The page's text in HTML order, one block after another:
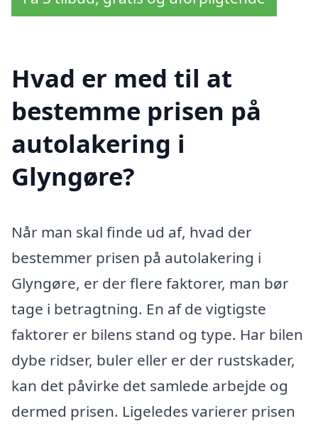
Hvad er med til at
bestemme prisen på
autolakering i
Glyngøre?
Når man skal finde ud af, hvad der
bestemmer prisen på autolakering i
Glyngøre, er der flere faktorer, man bør
tage i betragtning. En af de vigtigste
faktorer er bilens stand og type. Har bilen
dybe ridser, buler eller er der rustskader,
kan det påvirke det samlede arbejde og
dermed prisen. Ligeledes varierer prisen